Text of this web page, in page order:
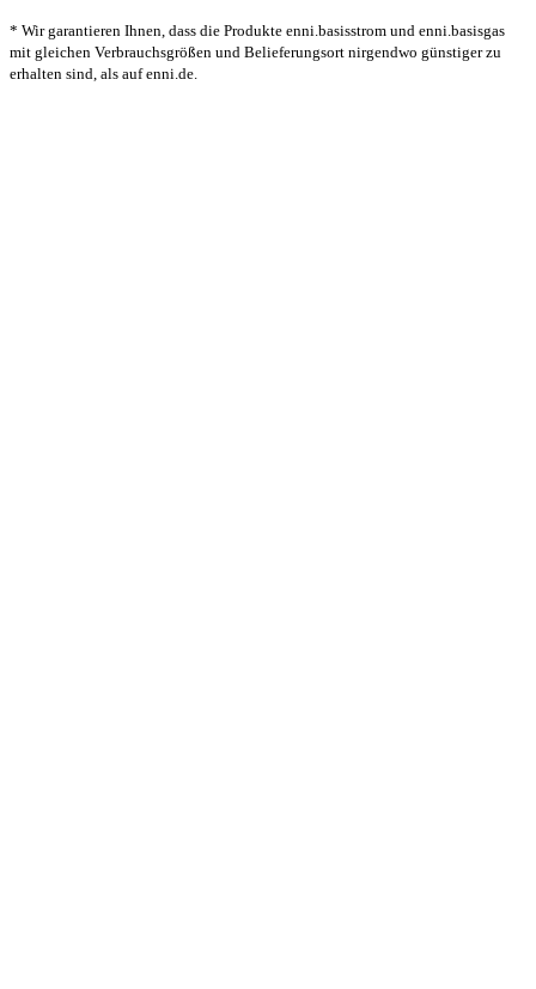
* Wir garantieren Ihnen, dass die Produkte enni.basisstrom und enni.basisgas
mit gleichen Verbrauchsgrößen und Belieferungsort nirgendwo günstiger zu
erhalten sind, als auf enni.de.